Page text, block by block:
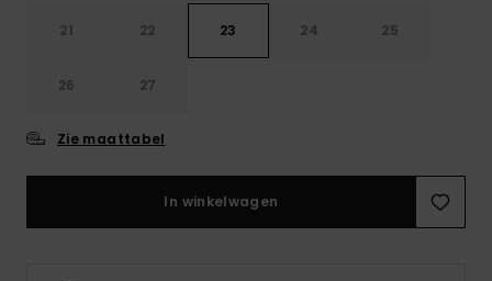
Zonnebrillen
neopreen
accessoires
21 22 23 24 25
26 27
Zie maattabel
In winkelwagen